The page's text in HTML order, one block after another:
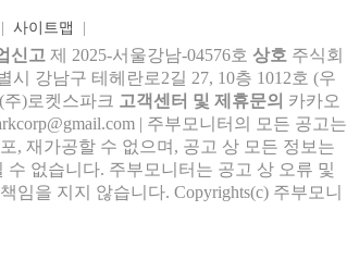
사이트맵
신고 제 2025-서울강남-04576호 상호 주식회
시 강남구 테헤란로2길 27, 10층 1012호 (우
주)로켓스파크 고객센터 및 제휴문의 카카오
| 주부모니터의 모든 공고는
, 재가공할 수 없으며, 공고 상 모든 정보는
없습니다. 주부모니터는 공고 상 오류 및
임을 지지 않습니다. Copyrights(c) 주부모니